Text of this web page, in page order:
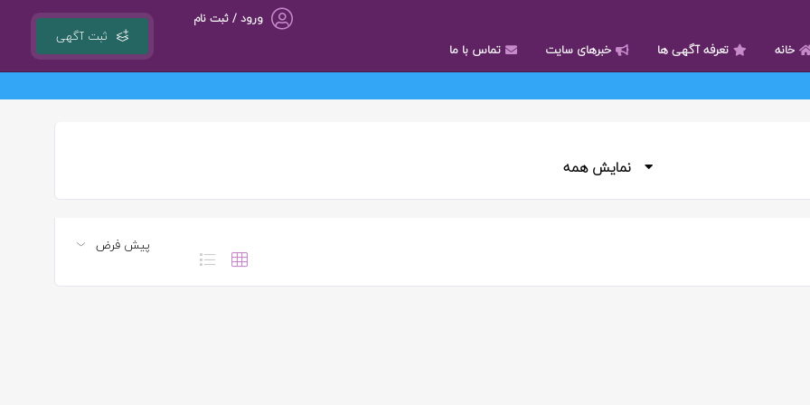
ثبت آگهی
ورود / ثبت نام
خانه تعرفه آگهی ها خبرهای سایت
تماس با ما
نمایش همه